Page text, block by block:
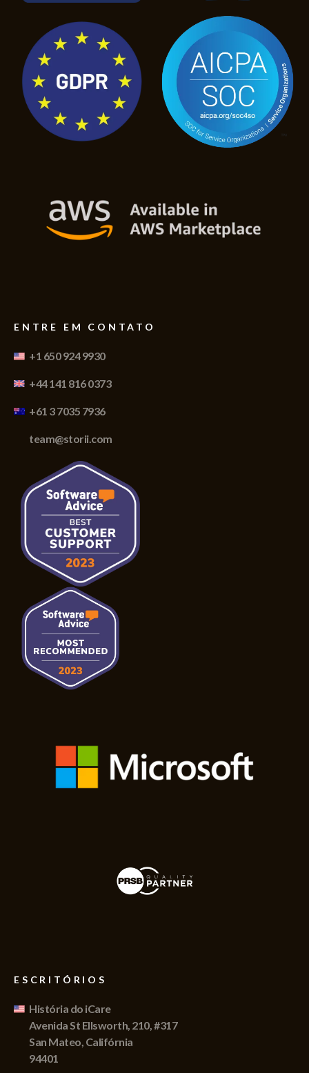
ENTRE EM CONTATO
+1 650 924 9930
+44 141 816 0373
+61 3 7035 7936
team@storii.com
ESCRITÓRIOS
História do iCare
Avenida St Ellsworth, 210, #317
San Mateo, Califórnia
94401